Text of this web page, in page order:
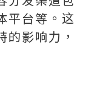
平台等。这
影响力，